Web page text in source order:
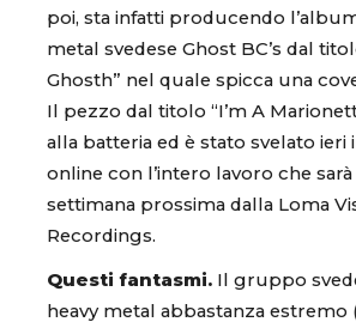
poi, sta infatti producendo
metal svedese Ghost BC’s dal
Ghosth” nel quale spicca una
Il pezzo dal titolo “I’m A
alla batteria ed è stato svelato ieri
online con l’intero lavoro che
settimana prossima dalla Loma
Recordings.
Questi fantasmi. Il gruppo
heavy metal abbastanza estremo